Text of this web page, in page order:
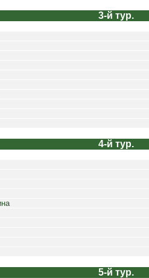
3-й тур.
4-й тур.
5-й тур.